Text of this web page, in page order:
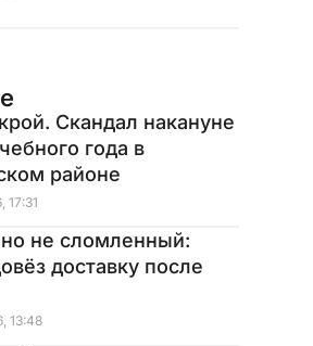
Скандал накануне
года в
районе
17:31
не сломленный:
доставку после
13:48